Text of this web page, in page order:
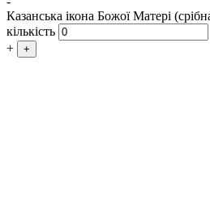
Казанська ікона Божої Матері
кількість
+
+